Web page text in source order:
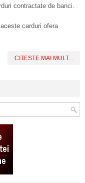
contractate de banci.
carduri ofera
CITESTE MAI MULT...